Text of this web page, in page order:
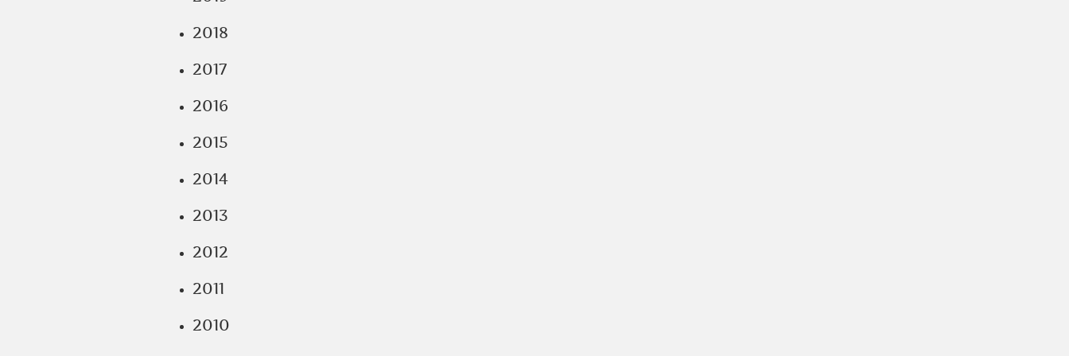
2018
2017
2016
2015
2014
2013
2012
2011
2010